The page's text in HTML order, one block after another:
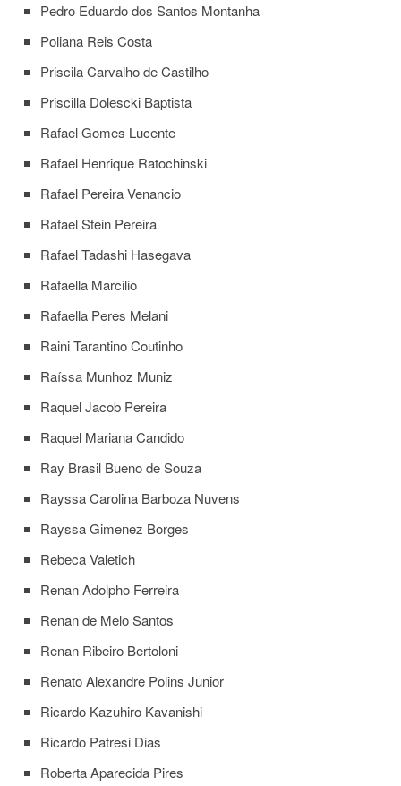
Pedro Eduardo dos Santos Montanha
Poliana Reis Costa
Priscila Carvalho de Castilho
Priscilla Dolescki Baptista
Rafael Gomes Lucente
Rafael Henrique Ratochinski
Rafael Pereira Venancio
Rafael Stein Pereira
Rafael Tadashi Hasegava
Rafaella Marcilio
Rafaella Peres Melani
Raini Tarantino Coutinho
Raíssa Munhoz Muniz
Raquel Jacob Pereira
Raquel Mariana Candido
Ray Brasil Bueno de Souza
Rayssa Carolina Barboza Nuvens
Rayssa Gimenez Borges
Rebeca Valetich
Renan Adolpho Ferreira
Renan de Melo Santos
Renan Ribeiro Bertoloni
Renato Alexandre Polins Junior
Ricardo Kazuhiro Kavanishi
Ricardo Patresi Dias
Roberta Aparecida Pires